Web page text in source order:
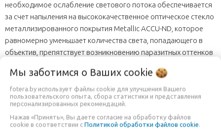
необходимое ослабление светового потока обеспечивается
за счет напыления на высококачественное оптическое стекло
металлизированного покрытия Metallic ACCU-ND, которое
равномерно уменьшает количества света, попадающего в
объектив, препятствует возникновению паразитных оттенков
коррекция цветопередачи. Модельный ряд предоставляет
широкие возможности для работы с экспозиционными
параметрами.
Мы заботимся о Ваших cookie
fotera.by использует файлы cookie для улучшения Вашего
пользовательского опыта, сбора статистики и представления
персонализированных рекомендаций.
Нажав «Принять», Вы даете согласие на обработку файлов
cookie в соответствии с Политикой обработки файлов cookie.